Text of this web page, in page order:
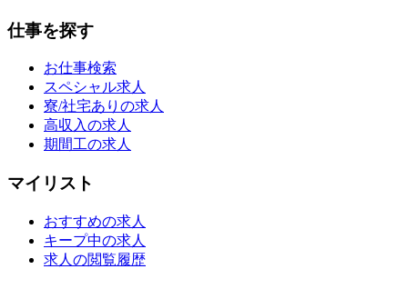
仕事を探す
お仕事検索
スペシャル求人
寮/社宅ありの求人
高収入の求人
期間工の求人
マイリスト
おすすめの求人
キープ中の求人
求人の閲覧履歴